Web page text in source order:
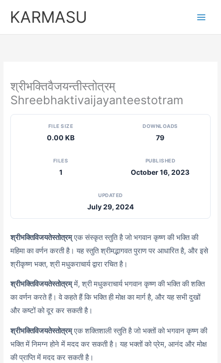
KARMASU
श्रीभक्तिवैजयन्तीस्तोत्रम्
Shreebhaktivaijayanteestotram
FILE SIZE
0.00 KB
DOWNLOADS
79
FILES
1
PUBLISHED
October 16, 2023
UPDATED
July 29, 2024
श्रीभक्तिविजयतेस्तोत्रम्एक संस्कृत स्तुति है जो भगवान कृष्ण की भक्ति की
महिमा का वर्णन करती है। यह स्तुति श्रीमद्भागवत पुराण पर आधारित है, और इसे
श्रीकृष्ण भक्त, श्री मधुकराचार्य द्वारा रचित है।
श्रीभक्तिविजयतेस्तोत्रम्में, श्री मधुकराचार्य भगवान कृष्ण की भक्ति की शक्ति
का वर्णन करते हैं। वे कहते हैं कि भक्ति ही मोक्ष का मार्ग है, और यह सभी दुखों
और कष्टों को दूर कर सकती है।
श्रीभक्तिविजयतेस्तोत्रम्एक शक्तिशाली स्तुति है जो भक्तों को भगवान कृष्ण की
भक्ति में निमग्न होने में मदद कर सकती है। यह भक्तों को प्रेम, आनंद और मोक्ष
की प्राप्ति में मदद कर सकती है।